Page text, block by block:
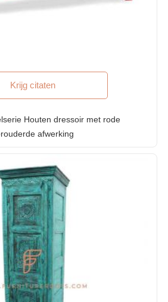
Krijg citaten
Houten dressoir met rode
afwerking